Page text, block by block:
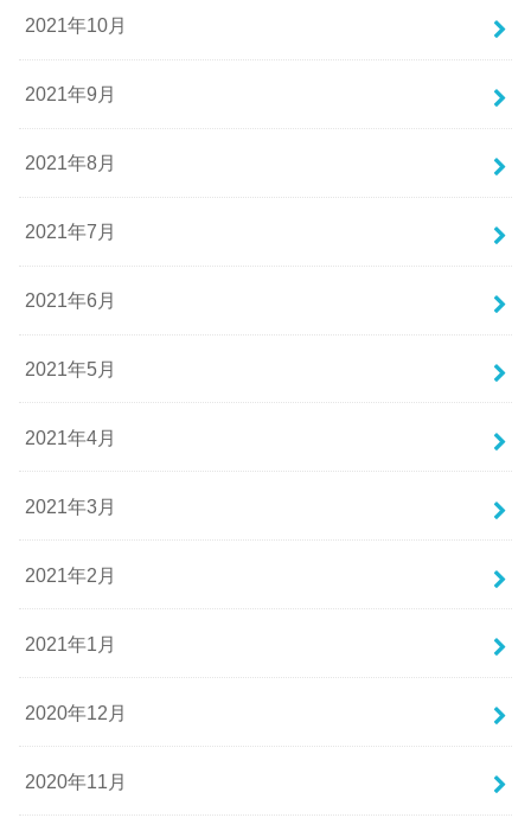
2021年10月
2021年9月
2021年8月
2021年7月
2021年6月
2021年5月
2021年4月
2021年3月
2021年2月
2021年1月
2020年12月
2020年11月